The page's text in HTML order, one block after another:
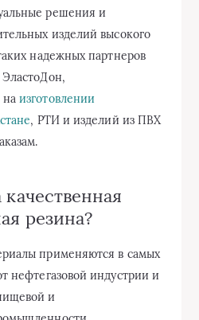
решения и
изделий высокого
надежных партнеров
наизготовлении
, РТИ и изделий из ПВХ
резина?
применяются в самых
нефтегазовой индустрии и
и